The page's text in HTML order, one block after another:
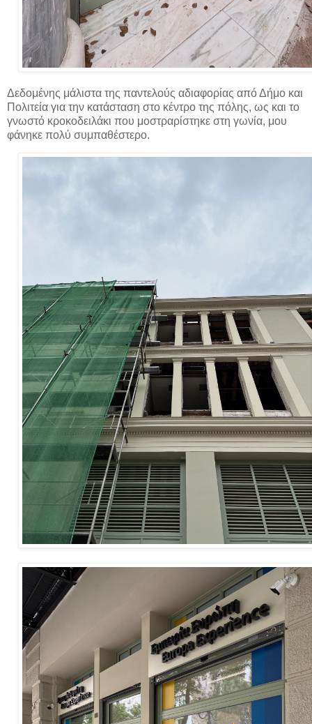
Δεδομένης μάλιστα της παντελούς αδιαφορίας από Δήμο και
Πολιτεία για την κατάσταση στο κέντρο της πόλης, ως και το
γνωστό κροκοδειλάκι που μοστραρίστηκε στη γωνία, μου
φάνηκε πολύ συμπαθέστερο.